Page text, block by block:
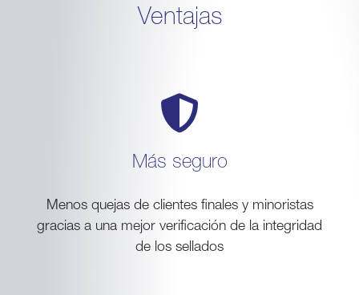
Ventajas
Más seguro
Menos quejas de clientes finales y minoristas
gracias a una mejor verificación de la integridad
de los sellados